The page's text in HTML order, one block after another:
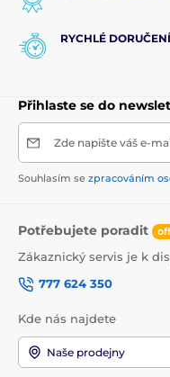
RYCHLÉ
Přihlaste se do
Zde napište váš e-
Souhlasím se zpracováním
Potřebujete poradit
Zákaznický servis je k
777 624 350
Kde nás najdete
Naše prodejny